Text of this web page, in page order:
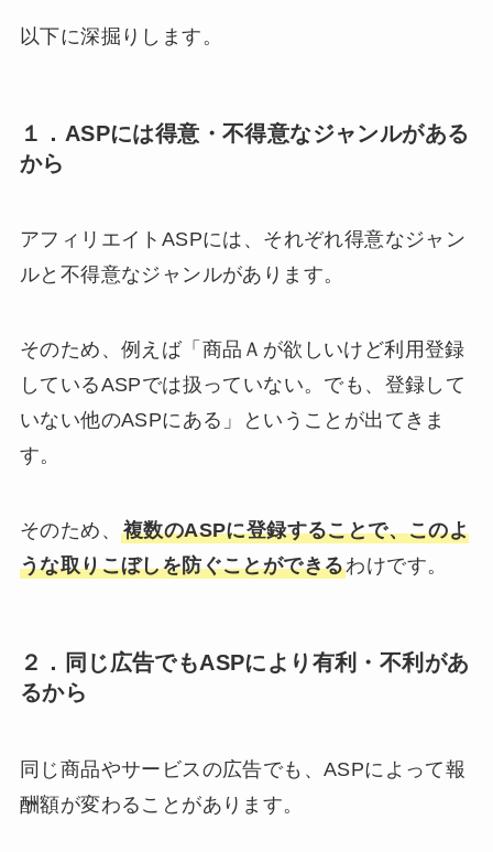
以下に深掘りします。
１．ASPには得意・不得意なジャンルがある
から
アフィリエイトASPには、それぞれ得意なジャン
ルと不得意なジャンルがあります。
そのため、例えば「商品Ａが欲しいけど利用登録
しているASPでは扱っていない。でも、登録して
いない他のASPにある」ということが出てきま
す。
そのため、 複数のASPに登録することで、このよ
うな取りこぼしを防ぐことができるわけです。
２．同じ広告でもASPにより有利・不利があ
るから
同じ商品やサービスの広告でも、ASPによって報
酬額が変わることがあります。